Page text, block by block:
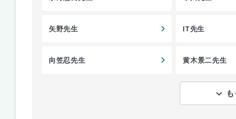
矢野先生 IT先生
向笠忍先生 黄木景二先生